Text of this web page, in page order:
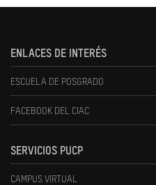
ENLACES DE INTERÉS
ESCUELA DE POSGRADO
FACEBOOK DEL CIAC
SERVICIOS PUCP
CAMPUS VIRTUAL